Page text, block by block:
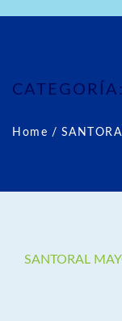
CATEGORÍA:
Home /
SANTORAL